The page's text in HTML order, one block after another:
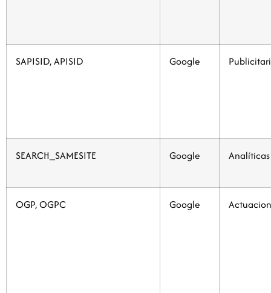
SAPISID, APISID Google
SEARCH_SAMESITE Google Analíticas
OGP, OGPC Google